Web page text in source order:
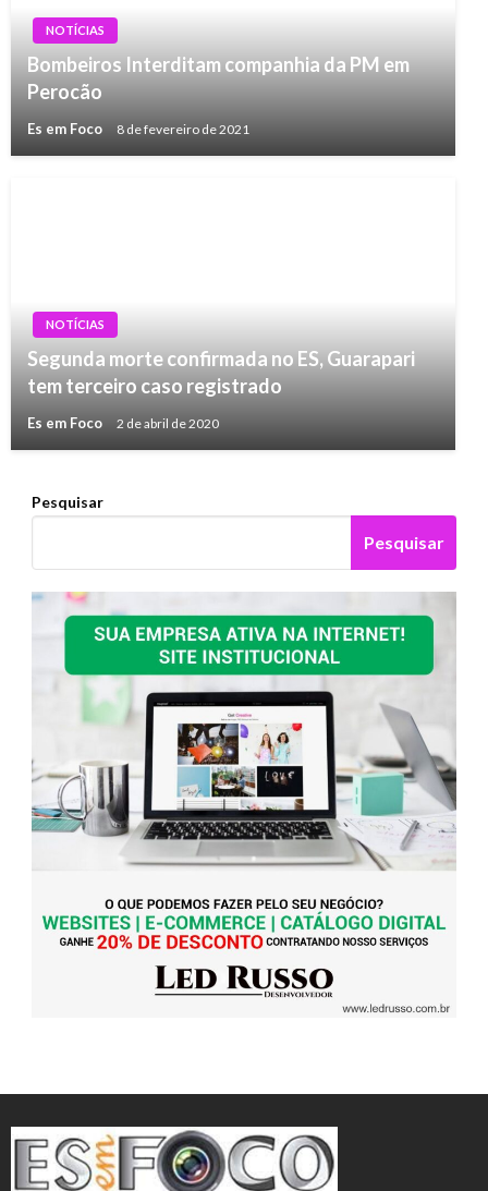
NOTÍCIAS
Bombeiros Interditam companhia da PM em
Perocão
Es em Foco 8 de fevereiro de 2021
NOTÍCIAS
Segunda morte confirmada no ES, Guarapari
tem terceiro caso registrado
Es em Foco 2 de abril de 2020
Pesquisar
Pesquisar